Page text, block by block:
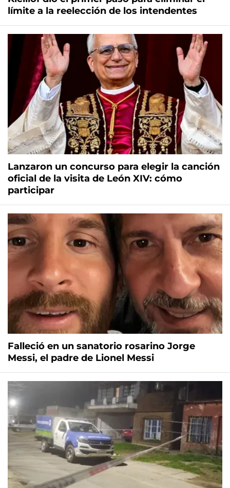
límite a la reelección de los intendentes
Lanzaron un concurso para elegir la canción
oficial de la visita de León XIV: cómo
participar
Falleció en un sanatorio rosarino Jorge
Messi, el padre de Lionel Messi